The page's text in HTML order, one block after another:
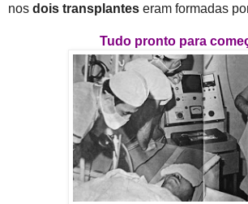
nos dois transplantes eram formadas
Tudo pronto para